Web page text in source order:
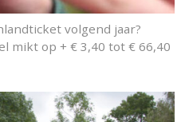
volgend jaar?
mikt op + € 3,40 tot € 66,40